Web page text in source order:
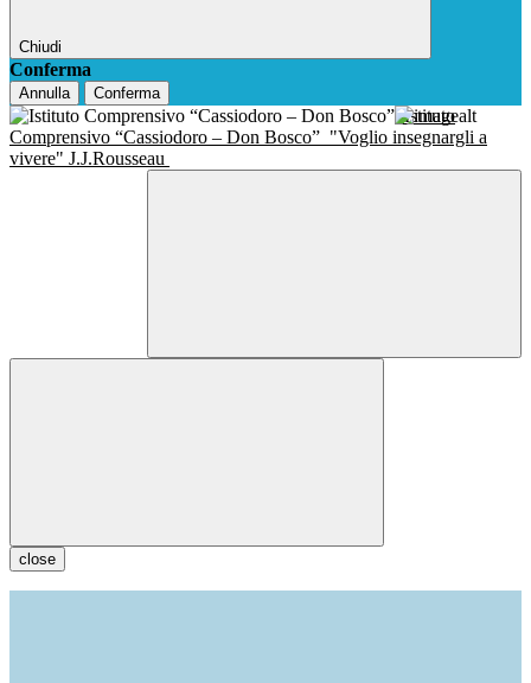
Chiudi
Conferma
Annulla Conferma
Istituto
Comprensivo “Cassiodoro – Don Bosco” "Voglio insegnargli a
vivere" J.J.Rousseau
close